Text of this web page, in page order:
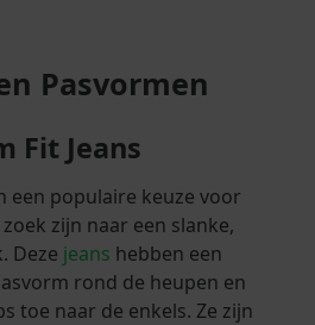
Pasvormen
Fit Jeans
een populaire keuze voor
zijn naar een slanke,
Deze jeans hebben een
rond de heupen en
toe naar de enkels. Ze zijn